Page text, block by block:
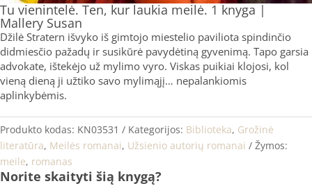
Tu vienintelė. Ten, kur laukia meilė. 1 knyga |
Mallery Susan
Džilė Stratern išvyko iš gimtojo miestelio paviliota spindinčio
didmiesčio pažadų ir susikūrė pavydėtiną gyvenimą. Tapo garsia
advokate, ištekėjo už mylimo vyro. Viskas puikiai klojosi, kol
vieną dieną ji užtiko savo mylimąjį… nepalankiomis
aplinkybėmis.
Produkto kodas: KN03531 Kategorijos: Biblioteka, Grožinė
literatūra, Meilės romanai, Užsienio autorių romanai
Žymos:
meile, romanas
Norite skaityti šią knygą?